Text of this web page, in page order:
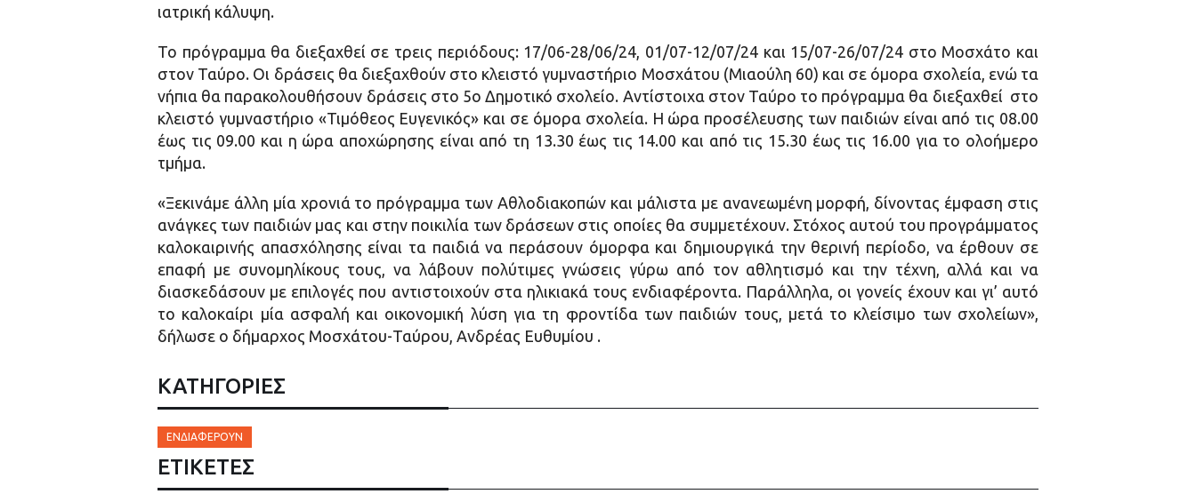
ιατρική κάλυψη.
Το πρόγραμμα θα διεξαχθεί σε τρεις περιόδους: 17/06-28/06/24, 01/07-12/07/24 και 15/07-26/07/24 στο Μοσχάτο και
στον Ταύρο. Οι δράσεις θα διεξαχθούν στο κλειστό γυμναστήριο Μοσχάτου (Μιαούλη 60) και σε όμορα σχολεία, ενώ τα
νήπια θα παρακολουθήσουν δράσεις στο 5ο Δημοτικό σχολείο. Αντίστοιχα στον Ταύρο το πρόγραμμα θα διεξαχθεί στο
κλειστό γυμναστήριο «Τιμόθεος Ευγενικός» και σε όμορα σχολεία. Η ώρα προσέλευσης των παιδιών είναι από τις 08.00
έως τις 09.00 και η ώρα αποχώρησης είναι από τη 13.30 έως τις 14.00 και από τις 15.30 έως τις 16.00 για το ολοήμερο
τμήμα.
«Ξεκινάμε άλλη μία χρονιά το πρόγραμμα των Αθλοδιακοπών και μάλιστα με ανανεωμένη μορφή, δίνοντας έμφαση στις
ανάγκες των παιδιών μας και στην ποικιλία των δράσεων στις οποίες θα συμμετέχουν. Στόχος αυτού του προγράμματος
καλοκαιρινής απασχόλησης είναι τα παιδιά να περάσουν όμορφα και δημιουργικά την θερινή περίοδο, να έρθουν σε
επαφή με συνομηλίκους τους, να λάβουν πολύτιμες γνώσεις γύρω από τον αθλητισμό και την τέχνη, αλλά και να
διασκεδάσουν με επιλογές που αντιστοιχούν στα ηλικιακά τους ενδιαφέροντα. Παράλληλα, οι γονείς έχουν και γι’ αυτό
το καλοκαίρι μία ασφαλή και οικονομική λύση για τη φροντίδα των παιδιών τους, μετά το κλείσιμο των σχολείων»,
δήλωσε ο δήμαρχος Μοσχάτου-Ταύρου, Ανδρέας Ευθυμίου .
ΚΑΤΗΓΟΡΙΕΣ
ΕΝΔΙΑΦΈΡΟΥΝ
ΕΤΙΚΈΤΕΣ